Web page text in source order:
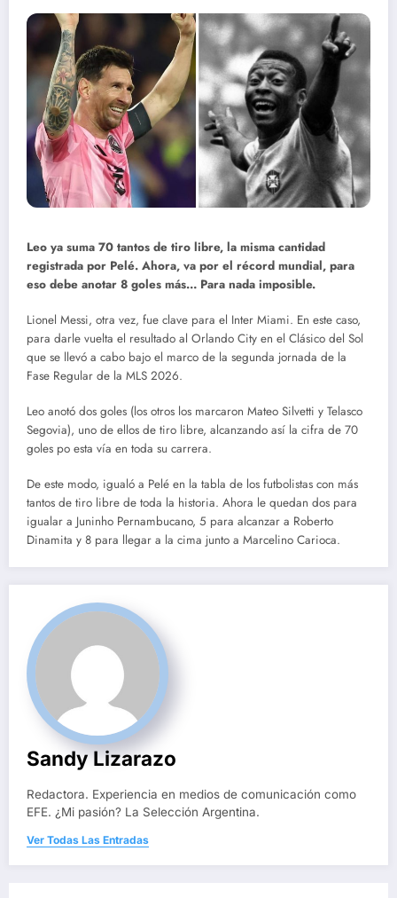
Leo ya suma 70 tantos de tiro libre, la misma cantidad
registrada por Pelé. Ahora, va por el récord mundial, para
eso debe anotar 8 goles más… Para nada imposible.
Lionel Messi, otra vez, fue clave para el Inter Miami. En este caso,
para darle vuelta el resultado al Orlando City en el Clásico del Sol
que se llevó a cabo bajo el marco de la segunda jornada de la
Fase Regular de la MLS 2026.
Leo anotó dos goles (los otros los marcaron Mateo Silvetti y Telasco
Segovia), uno de ellos de tiro libre, alcanzando así la cifra de 70
goles po esta vía en toda su carrera.
De este modo, igualó a Pelé en la tabla de los futbolistas con más
tantos de tiro libre de toda la historia. Ahora le quedan dos para
igualar a Juninho Pernambucano, 5 para alcanzar a Roberto
Dinamita y 8 para llegar a la cima junto a Marcelino Carioca.
Sandy Lizarazo
Redactora. Experiencia en medios de comunicación como
EFE. ¿Mi pasión? La Selección Argentina.
Ver Todas Las Entradas